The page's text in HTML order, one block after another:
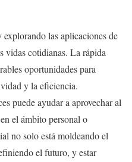
las aplicaciones de
vidas cotidianas. La rápida
oportunidades para
y la eficiencia.
puede ayudar a aprovechar al
el ámbito personal o
no solo está moldeando el
el futuro, y estar